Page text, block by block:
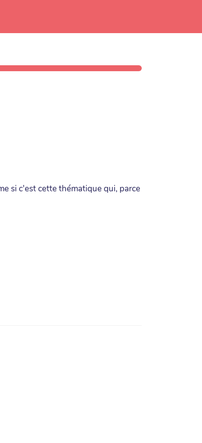
si c'est cette thématique qui, parce